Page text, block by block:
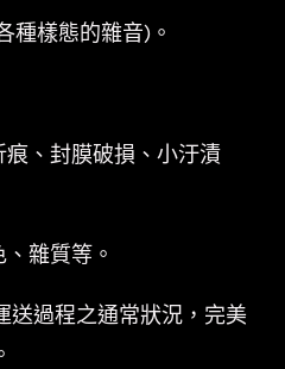
種樣態的雜音)。
、封膜破損、小汙漬
雜質等。
送過程之通常狀況，完美